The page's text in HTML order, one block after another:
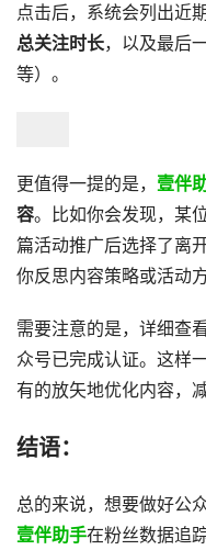
点击后，系统会列出近
总关注时长，以及最后
等）。
更值得一提的是， 壹伴
容。比如你会发现，某
篇活动推广后选择了离
你反思内容策略或活动
需要注意的是，详细查
众号已完成认证。这样
有的放矢地优化内容，
结语：
总的来说，想要做好公
壹伴助手在粉丝数据追